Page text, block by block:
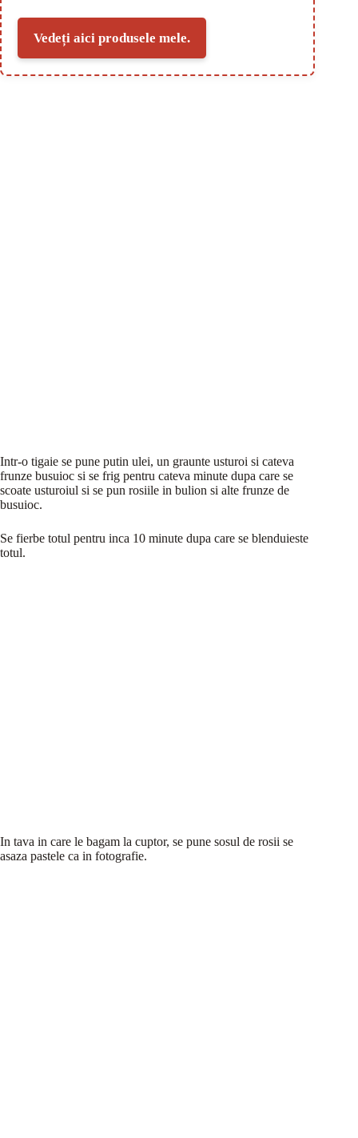
Vedeți aici produsele mele.
Intr-o tigaie se pune putin ulei, un graunte usturoi si cateva
frunze busuioc si se frig pentru cateva minute dupa care se
scoate usturoiul si se pun rosiile in bulion si alte frunze de
busuioc.
Se fierbe totul pentru inca 10 minute dupa care se blenduieste
totul.
In tava in care le bagam la cuptor, se pune sosul de rosii se
asaza pastele ca in fotografie.